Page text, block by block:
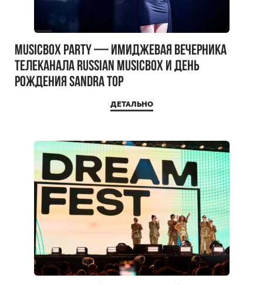
MUSICBOX PARTY — имиджевая вечерника
телеканала RUSSIAN MUSICBOX и день
рождения Sandra Top
ДЕТАЛЬНО